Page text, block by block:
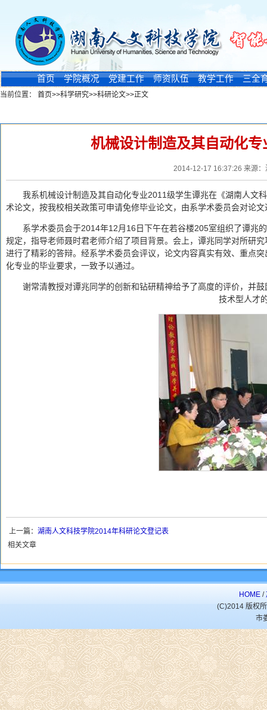
首页 学院概况 党建工作 师资队伍 教学工作 三全
当前位置： 首页>>科学研究>>科研论文>>正文
机械设计制造及其自动化
2014-12-17 16:37:26 来源
我系机械设计制造及其自动化专业2011级学生谭兆在《湖南人文
术论文，按我校相关政策可申请免修毕业论文，由系学术委员会对论
系学术委员会于2014年12月16日下午在若谷楼205室组织了谭兆
规定，指导老师聂时君老师介绍了项目背景。会上，谭兆同学对所研
进行了精彩的答辩。经系学术委员会评议，论文内容真实有效、重点
化专业的毕业要求，一致予以通过。
谢常清教授对谭兆同学的创新和钻研精神给予了高度的评价，并
技术型人才
上一篇： 湖南人文科技学院2014年科研论文登记表
相关文章
HOME /
(C)2014 版权
市